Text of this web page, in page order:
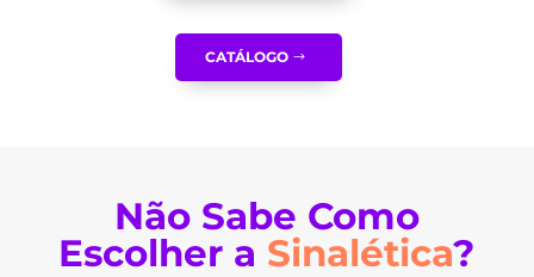
CATÁLOGO
Não Sabe Como
Escolher a Sinalética?